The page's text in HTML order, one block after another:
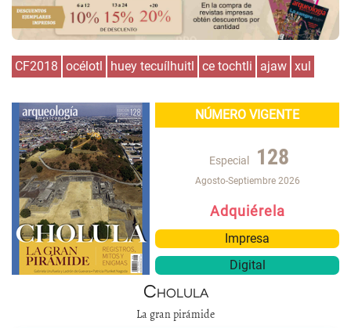
CF2018 océlotl huey tecuílhuitl ce tochtli ajaw xul
NÚMERO VIGENTE
Especial 128
Agosto-Septiembre 2026
Adquiérela
Impresa
Digital
Cholula
La gran pirámide